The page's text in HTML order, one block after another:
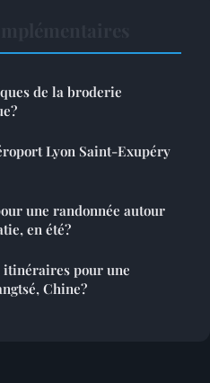
de la broderie
Lyon Saint-Exupéry
une randonnée autour
en été?
pour une
Chine?